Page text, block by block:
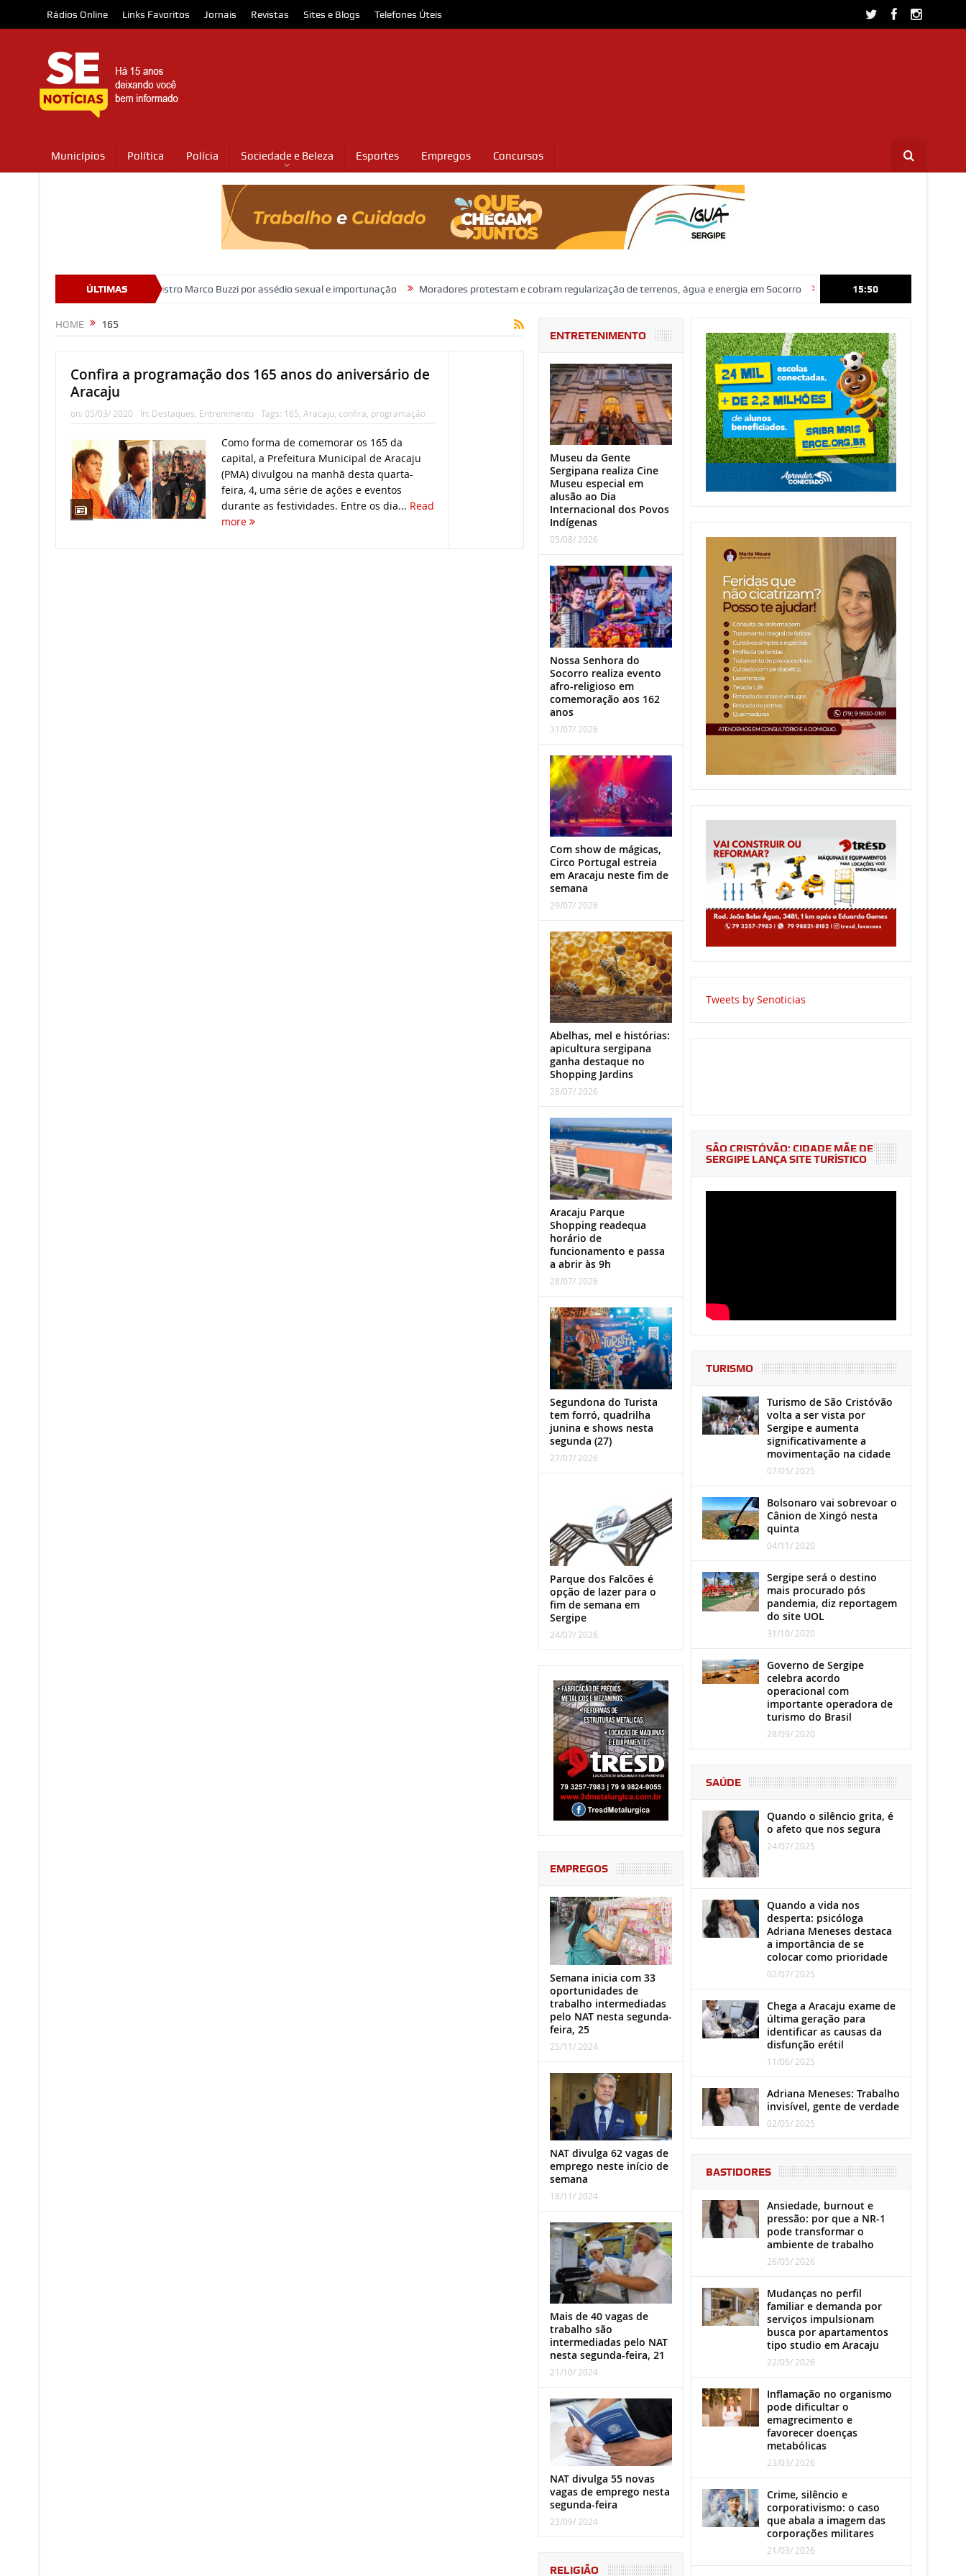
Rádios Online Links Favoritos Jornais Revistas Sites e Blogs Telefones Úteis
Municípios Política Polícia Sociedade e Beleza Esportes Empregos Concursos
ÚLTIMAS
STJ condena ministro Marco Buzzi por assédio sexual e importunação Moradores protestam e cobram regularização de terrenos, água e energia em Socorro Ação policial prende trio por furto de fios de
15:50
HOME 165
Confira a programação dos 165 anos do aniversário de
Aracaju
on: 05/03/ 2020 In: Destaques Entrenimento Tags: 165 Aracaju confira programação
Como forma de comemorar os 165 da
capital, a Prefeitura Municipal de Aracaju
(PMA) divulgou na manhã desta quarta-
feira, 4, uma série de ações e eventos
durante as festividades. Entre os dia... Read
more
ENTRETENIMENTO
Museu da Gente
Sergipana realiza Cine
Museu especial em
alusão ao Dia
Internacional dos Povos
Indígenas
05/08/ 2026
Nossa Senhora do
Socorro realiza evento
afro-religioso em
comemoração aos 162
anos
31/07/ 2026
Com show de mágicas,
Circo Portugal estreia
em Aracaju neste fim de
semana
29/07/ 2026
Abelhas, mel e histórias:
apicultura sergipana
ganha destaque no
Shopping Jardins
28/07/ 2026
Aracaju Parque
Shopping readequa
horário de
funcionamento e passa
a abrir às 9h
28/07/ 2026
Segundona do Turista
tem forró, quadrilha
junina e shows nesta
segunda (27)
27/07/ 2026
Parque dos Falcões é
opção de lazer para o
fim de semana em
Sergipe
24/07/ 2026
EMPREGOS
Semana inicia com 33
oportunidades de
trabalho intermediadas
pelo NAT nesta segunda-
feira, 25
25/11/ 2024
NAT divulga 62 vagas de
emprego neste início de
semana
18/11/ 2024
Mais de 40 vagas de
trabalho são
intermediadas pelo NAT
nesta segunda-feira, 21
21/10/ 2024
NAT divulga 55 novas
vagas de emprego nesta
segunda-feira
23/09/ 2024
RELIGIÃO
Tweets by Senoticias
SÃO CRISTÓVÃO: CIDADE MÃE DE
SERGIPE LANÇA SITE TURÍSTICO
TURISMO
Turismo de São Cristóvão
volta a ser vista por
Sergipe e aumenta
significativamente a
movimentação na cidade
07/05/ 2025
Bolsonaro vai sobrevoar o
Cânion de Xingó nesta
quinta
04/11/ 2020
Sergipe será o destino
mais procurado pós
pandemia, diz reportagem
do site UOL
31/10/ 2020
Governo de Sergipe
celebra acordo
operacional com
importante operadora de
turismo do Brasil
28/09/ 2020
SAÚDE
Quando o silêncio grita, é
o afeto que nos segura
24/07/ 2025
Quando a vida nos
desperta: psicóloga
Adriana Meneses destaca
a importância de se
colocar como prioridade
02/07/ 2025
Chega a Aracaju exame de
última geração para
identificar as causas da
disfunção erétil
11/06/ 2025
Adriana Meneses: Trabalho
invisível, gente de verdade
02/05/ 2025
BASTIDORES
Ansiedade, burnout e
pressão: por que a NR-1
pode transformar o
ambiente de trabalho
26/05/ 2026
Mudanças no perfil
familiar e demanda por
serviços impulsionam
busca por apartamentos
tipo studio em Aracaju
22/05/ 2026
Inflamação no organismo
pode dificultar o
emagrecimento e
favorecer doenças
metabólicas
23/03/ 2026
Crime, silêncio e
corporativismo: o caso
que abala a imagem das
corporações militares
21/03/ 2026